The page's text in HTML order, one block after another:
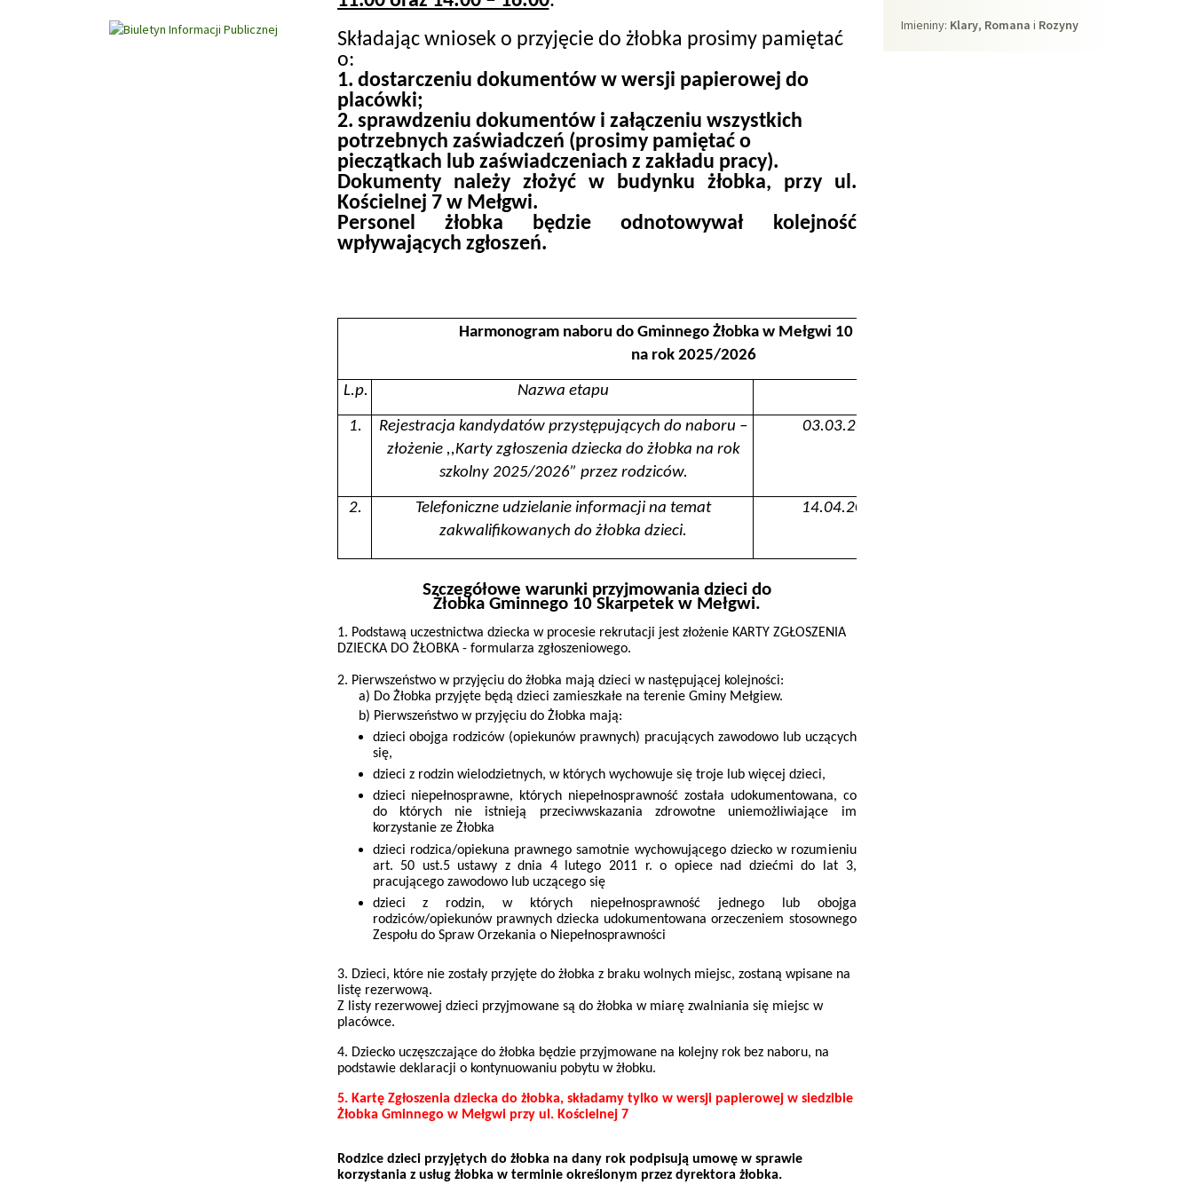
Składając wniosek o przyjęcie do żłobka prosimy pamiętać
o:
1. dostarczeniu dokumentów w wersji papierowej do
placówki;
2. sprawdzeniu dokumentów i załączeniu wszystkich
potrzebnych zaświadczeń (prosimy pamiętać o
pieczątkach lub zaświadczeniach z zakładu pracy).
Dokumenty należy złożyć w budynku żłobka, przy ul.
Kościelnej 7 w Mełgwi.
Personel żłobka będzie odnotowywał kolejność
wpływających zgłoszeń.
Harmonogram naboru do Gminnego Żłobka w Mełgwi 10 Skarpetek
na rok 2025/2026
L.p. Nazwa etapu
1.
Rejestracja kandydatów przystępujących do naboru –
złożenie ,,Karty zgłoszenia dziecka do żłobka na rok
szkolny 2025/2026” przez rodziców.
03.03.2025 r. - 31.03.2025 r.
2.
Telefoniczne udzielanie informacji na temat
zakwalifikowanych do żłobka dzieci.
14.04.2025 r. – 18.04.2025 r.
Szczegółowe warunki przyjmowania dzieci do
Żłobka Gminnego 10 Skarpetek w Mełgwi.
1. Podstawą uczestnictwa dziecka w procesie rekrutacji jest złożenie KARTY ZGŁOSZENIA
DZIECKA DO ŻŁOBKA - formularza zgłoszeniowego.
2. Pierwszeństwo w przyjęciu do żłobka mają dzieci w następującej kolejności:
a) Do Żłobka przyjęte będą dzieci zamieszkałe na terenie Gminy Mełgiew.
b) Pierwszeństwo w przyjęciu do Żłobka mają:
dzieci obojga rodziców (opiekunów prawnych) pracujących zawodowo lub uczących
się,
dzieci z rodzin wielodzietnych, w których wychowuje się troje lub więcej dzieci,
dzieci niepełnosprawne, których niepełnosprawność została udokumentowana, co
do których nie istnieją przeciwwskazania zdrowotne uniemożliwiające im
korzystanie ze Żłobka
dzieci rodzica/opiekuna prawnego samotnie wychowującego dziecko w rozumieniu
art. 50 ust.5 ustawy z dnia 4 lutego 2011 r. o opiece nad dziećmi do lat 3,
pracującego zawodowo lub uczącego się
dzieci z rodzin, w których niepełnosprawność jednego lub obojga
rodziców/opiekunów prawnych dziecka udokumentowana orzeczeniem stosownego
Zespołu do Spraw Orzekania o Niepełnosprawności
3. Dzieci, które nie zostały przyjęte do żłobka z braku wolnych miejsc, zostaną wpisane na
listę rezerwową.
Z listy rezerwowej dzieci przyjmowane są do żłobka w miarę zwalniania się miejsc w
placówce.
4. Dziecko uczęszczające do żłobka będzie przyjmowane na kolejny rok bez naboru, na
podstawie deklaracji o kontynuowaniu pobytu w żłobku.
5. Kartę Zgłoszenia dziecka do żłobka, składamy tylko w wersji papierowej w siedzibie
Żłobka Gminnego w Mełgwi przy ul. Kościelnej 7
Rodzice dzieci przyjętych do żłobka na dany rok podpisują umowę w sprawie
korzystania z usług żłobka w terminie określonym przez dyrektora żłobka.
Imieniny
Imieniny: Klary, Romana i Rozyny